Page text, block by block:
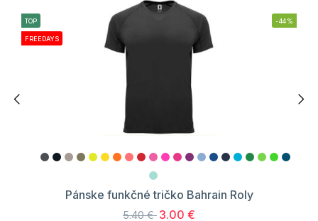
TOP
FREEDAYS
-44%
Pánske funkčné tričko Bahrain Roly
5.40 € 3.00 €